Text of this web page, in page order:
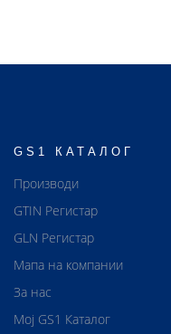
GS1 КАТАЛОГ
Производи
GTIN Регистар
GLN Регистар
Мапа на компании
За нас
Мој GS1 Каталог